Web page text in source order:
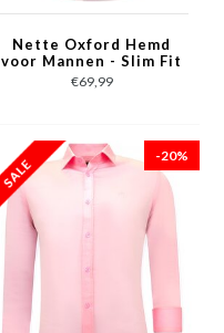
Nette Oxford Hemd
voor Mannen - Slim Fit
Stretch - Roze
€69,99
-20%